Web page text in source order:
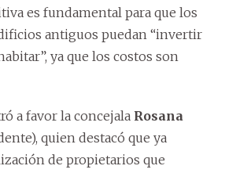
es fundamental para que los
antiguos puedan “invertir
ya que los costos son
a favor la concejala Rosana
quien destacó que ya
de propietarios que